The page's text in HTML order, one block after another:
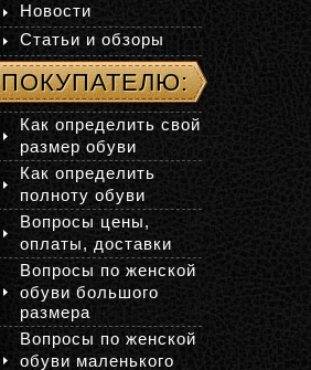
Новости
Статьи и обзоры
ПОКУПАТЕЛЮ:
Как определить свой
размер обуви
Как определить
полноту обуви
Вопросы цены,
оплаты, доставки
Вопросы по женской
обуви большого
размера
Вопросы по женской
обуви маленького